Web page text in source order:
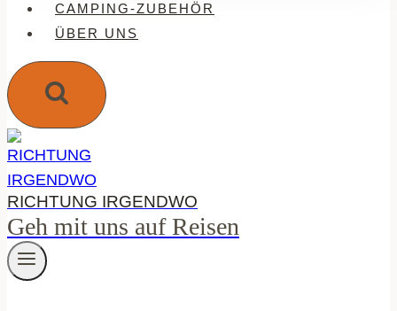
CAMPING-ZUBEHÖR
ÜBER UNS
RICHTUNG IRGENDWO
Geh mit uns auf Reisen